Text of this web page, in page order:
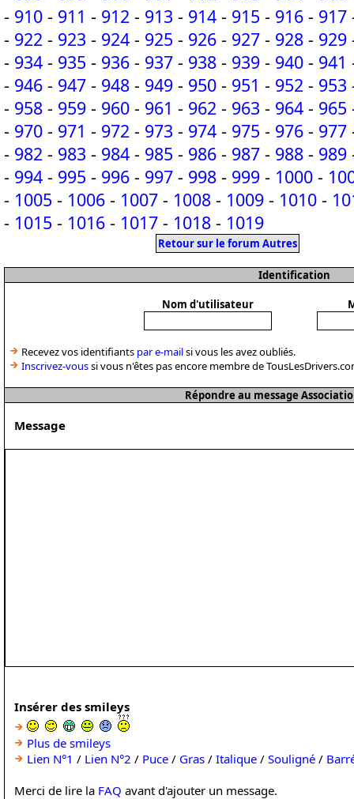
- 910 - 911 - 912 - 913 - 914 - 915 - 916 - 917
- 922 - 923 - 924 - 925 - 926 - 927 - 928 - 929
- 934 - 935 - 936 - 937 - 938 - 939 - 940 - 941
- 946 - 947 - 948 - 949 - 950 - 951 - 952 - 953
- 958 - 959 - 960 - 961 - 962 - 963 - 964 - 965
- 970 - 971 - 972 - 973 - 974 - 975 - 976 - 977
- 982 - 983 - 984 - 985 - 986 - 987 - 988 - 989
- 994 - 995 - 996 - 997 - 998 - 999 - 1000 -
- 1005 - 1006 - 1007 - 1008 - 1009 - 1010 -
- 1015 - 1016 - 1017 - 1018 - 1019
Retour sur le forum Autres
Identification
Nom d'utilisateur
Recevez vos identifiants par e-mailsi vous les avez oubliés.
Inscrivez-voussi vous n'êtes pas encore membre de
Répondre au message
Message
Insérer des smileys
Plus de smileys
Lien N°1 / Lien N°2 / Puce / Gras / Italique / Souligné /
Merci de lire la FAQ avant d'ajouter un message.